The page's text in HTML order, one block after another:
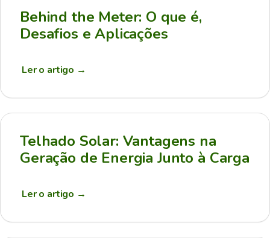
Behind the Meter: O que é,
Desafios e Aplicações
Ler o artigo →
Telhado Solar: Vantagens na
Geração de Energia Junto à Carga
Ler o artigo →